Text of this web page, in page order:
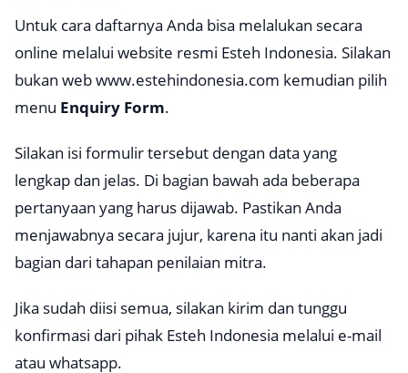
Untuk cara daftarnya Anda bisa melalukan secara
online melalui website resmi Esteh Indonesia. Silakan
bukan webwww.estehindonesia.com kemudian pilih
menu Enquiry Form.
Silakan isi formulir tersebut dengan data yang
lengkap dan jelas. Di bagian bawah ada beberapa
pertanyaan yang harus dijawab. Pastikan Anda
menjawabnya secara jujur, karena itu nanti akan jadi
bagian dari tahapan penilaian mitra.
Jika sudah diisi semua, silakan kirim dan tunggu
konfirmasi dari pihak Esteh Indonesia melalui e-mail
atau whatsapp.